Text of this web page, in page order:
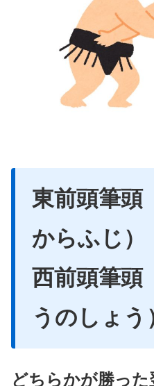
東前頭筆
からふじ）
西前頭筆
うのしょう
どちらかが勝っ